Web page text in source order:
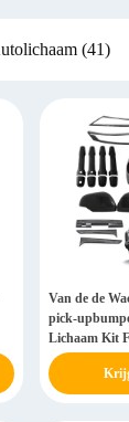
(41)
Van de de
pick-
Lichaam Kit
L200